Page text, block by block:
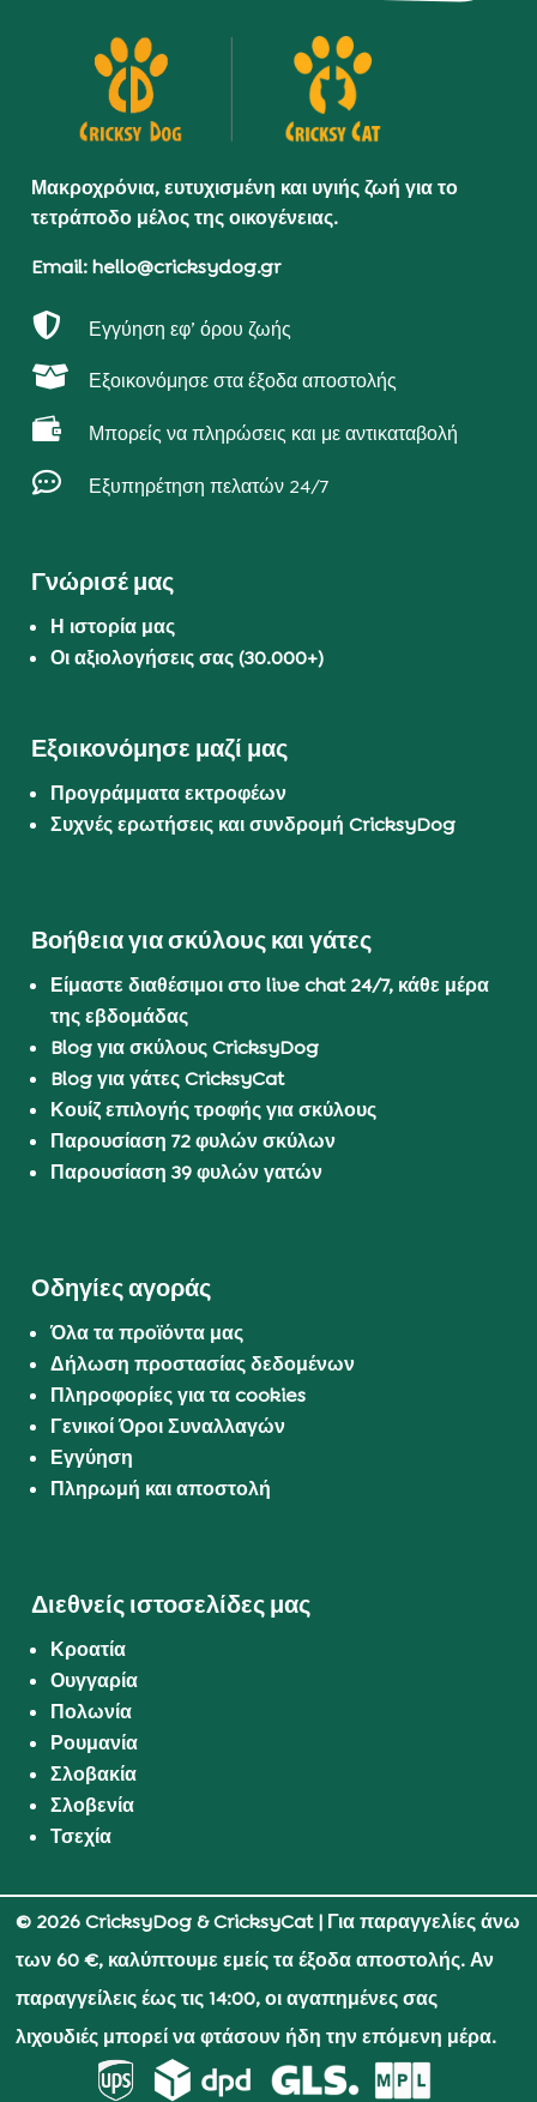
Μακροχρόνια, ευτυχισμένη και υγιής ζωή για το
τετράποδο μέλος της οικογένειας.
Email: hello@cricksydog.gr
 Εγγύηση εφ’ όρου ζωής
 Εξοικονόμησε στα έξοδα αποστολής
 Μπορείς να πληρώσεις και με αντικαταβολή
 Εξυπηρέτηση πελατών 24/7
Γνώρισέ μας
Η ιστορία μας
Οι αξιολογήσεις σας (30.000+)
Εξοικονόμησε μαζί μας
Προγράμματα εκτροφέων
Συχνές ερωτήσεις και συνδρομή CricksyDog
Βοήθεια για σκύλους και γάτες
Είμαστε διαθέσιμοι στο live chat 24/7, κάθε μέρα
της εβδομάδας
Blog για σκύλους CricksyDog
Blog για γάτες CricksyCat
Κουίζ επιλογής τροφής για σκύλους
Παρουσίαση 72 φυλών σκύλων
Παρουσίαση 39 φυλών γατών
Οδηγίες αγοράς
Όλα τα προϊόντα μας
Δήλωση προστασίας δεδομένων
Πληροφορίες για τα cookies
Γενικοί Όροι Συναλλαγών
Εγγύηση
Πληρωμή και αποστολή
Διεθνείς ιστοσελίδες μας
Κροατία
Ουγγαρία
Πολωνία
Ρουμανία
Σλοβακία
Σλοβενία
Τσεχία
© 2026 CricksyDog & CricksyCat| Για παραγγελίες άνω
των 60 €, καλύπτουμε εμείς τα έξοδα αποστολής. Αν
παραγγείλεις έως τις 14:00, οι αγαπημένες σας
λιχουδιές μπορεί να φτάσουν ήδη την επόμενη μέρα.